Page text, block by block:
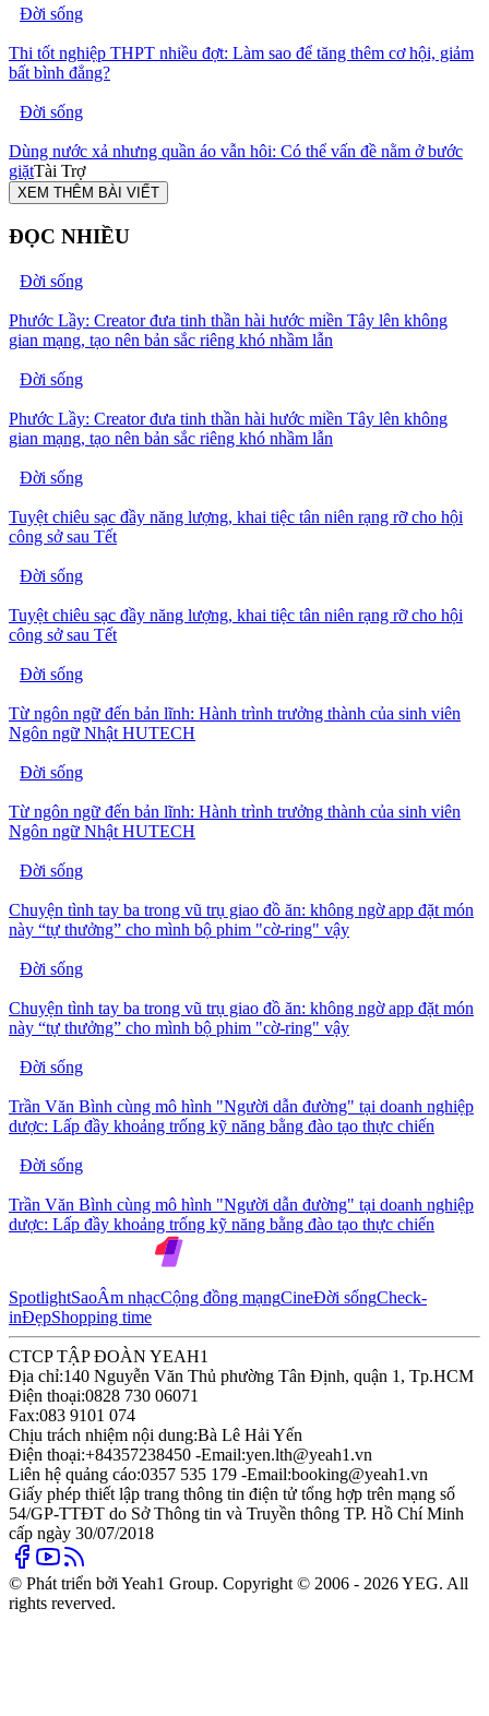
Đời sống
Thi tốt nghiệp THPT nhiều đợt: Làm sao để tăng thêm cơ hội, giảm
bất bình đẳng?
Đời sống
Dùng nước xả nhưng quần áo vẫn hôi: Có thể vấn đề nằm ở bước
giặtTài Trợ
XEM THÊM BÀI VIẾT
ĐỌC NHIỀU
Đời sống
Phước Lầy: Creator đưa tinh thần hài hước miền Tây lên không
gian mạng, tạo nên bản sắc riêng khó nhầm lẫn
Đời sống
Phước Lầy: Creator đưa tinh thần hài hước miền Tây lên không
gian mạng, tạo nên bản sắc riêng khó nhầm lẫn
Đời sống
Tuyệt chiêu sạc đầy năng lượng, khai tiệc tân niên rạng rỡ cho hội
công sở sau Tết
Đời sống
Tuyệt chiêu sạc đầy năng lượng, khai tiệc tân niên rạng rỡ cho hội
công sở sau Tết
Đời sống
Từ ngôn ngữ đến bản lĩnh: Hành trình trưởng thành của sinh viên
Ngôn ngữ Nhật HUTECH
Đời sống
Từ ngôn ngữ đến bản lĩnh: Hành trình trưởng thành của sinh viên
Ngôn ngữ Nhật HUTECH
Đời sống
Chuyện tình tay ba trong vũ trụ giao đồ ăn: không ngờ app đặt món
này “tự thưởng” cho mình bộ phim "cờ-ring" vậy
Đời sống
Chuyện tình tay ba trong vũ trụ giao đồ ăn: không ngờ app đặt món
này “tự thưởng” cho mình bộ phim "cờ-ring" vậy
Đời sống
Trần Văn Bình cùng mô hình "Người dẫn đường" tại doanh nghiệp
dược: Lấp đầy khoảng trống kỹ năng bằng đào tạo thực chiến
Đời sống
Trần Văn Bình cùng mô hình "Người dẫn đường" tại doanh nghiệp
dược: Lấp đầy khoảng trống kỹ năng bằng đào tạo thực chiến
SpotlightSaoÂm nhạcCộng đồng mạngCineĐời sốngCheck-
inĐẹpShopping time
CTCP TẬP ĐOÀN YEAH1
Địa chỉ:140 Nguyễn Văn Thủ phường Tân Định, quận 1, Tp.HCM
Điện thoại:0828 730 06071
Fax:083 9101 074
Chịu trách nhiệm nội dung:Bà Lê Hải Yến
Điện thoại:+84357238450 -Email:yen.lth@yeah1.vn
Liên hệ quảng cáo:0357 535 179 -Email:booking@yeah1.vn
Giấy phép thiết lập trang thông tin điện tử tổng hợp trên mạng số
54/GP-TTĐT do Sở Thông tin và Truyền thông TP. Hồ Chí Minh
cấp ngày 30/07/2018
© Phát triển bởi Yeah1 Group. Copyright © 2006 - 2026 YEG. All
rights reverved.